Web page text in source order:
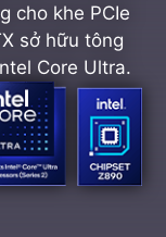
cho khe PCIe
sở hữu tông
Core Ultra.